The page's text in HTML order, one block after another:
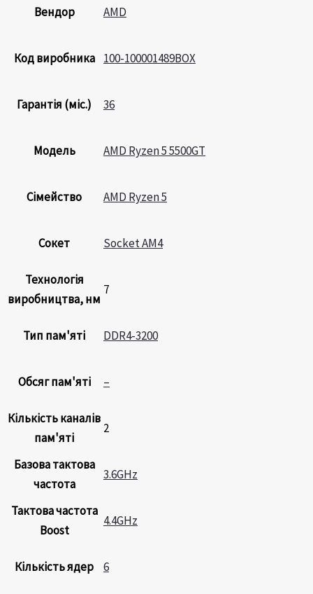
Вендор AMD
Код виробника 100-100001489BOX
Гарантія (міс.) 36
Модель AMD Ryzen 5 5500GT
Сімейство AMD Ryzen 5
Сокет Socket AM4
Технологія
виробництва, нм
7
Тип пам'яті DDR4-3200
Обсяг пам'яті –
Кількість каналів
пам'яті
2
Базова тактова
частота
3.6GHz
Тактова частота
Boost
4.4GHz
Кількість ядер 6